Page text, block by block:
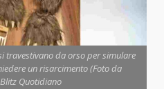
travestivano da orso per simulare
un risarcimento (Foto da
Quotidiano